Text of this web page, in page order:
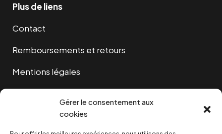
Gérer le consentement aux
cookies
Plus de liens
Contact
Remboursements et retours
Mentions légales